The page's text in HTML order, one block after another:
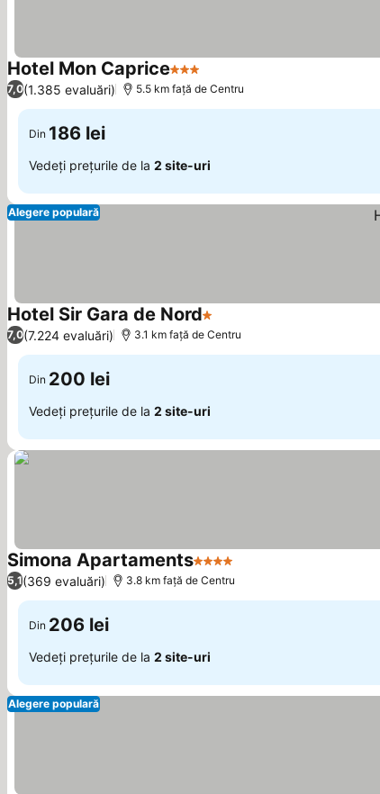
Hotel Mon Caprice3 Stele
7,0(1.385 evaluări) 5.5 km faţă de Centru
Din 186 lei
Vedeți prețurile de la 2 site-uri
Alegere populară
Hotel Sir Gara de Nord1 Stele
7,0(7.224 evaluări) 3.1 km faţă de Centru
Din 200 lei
Vedeți prețurile de la 2 site-uri
Simona Apartaments4 Stele
5,1(369 evaluări) 3.8 km faţă de Centru
Din 206 lei
Vedeți prețurile de la 2 site-uri
Alegere populară